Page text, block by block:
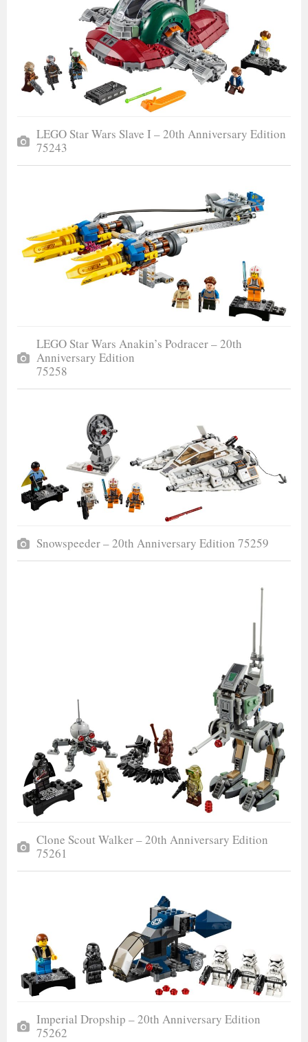
LEGO Star Wars Slave I – 20th Anniversary Edition
75243
LEGO Star Wars Anakin’s Podracer – 20th
Anniversary Edition
75258
Snowspeeder – 20th Anniversary Edition 75259
Clone Scout Walker – 20th Anniversary Edition
75261
Imperial Dropship – 20th Anniversary Edition
75262